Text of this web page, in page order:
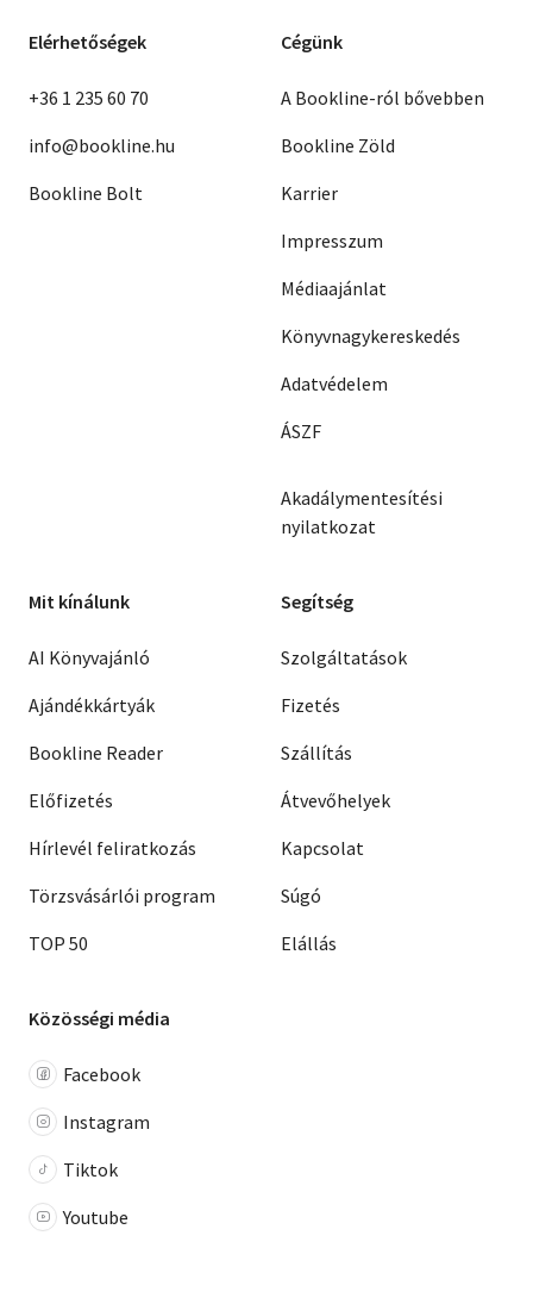
Elérhetőségek
+36 1 235 60 70
info@bookline.hu
Bookline Bolt
Cégünk
A Bookline-ról bővebben
Bookline Zöld
Karrier
Impresszum
Médiaajánlat
Könyvnagykereskedés
Adatvédelem
ÁSZF
Akadálymentesítési
nyilatkozat
Mit kínálunk
AI Könyvajánló
Ajándékkártyák
Bookline Reader
Előfizetés
Hírlevél feliratkozás
Törzsvásárlói program
TOP 50
Segítség
Szolgáltatások
Fizetés
Szállítás
Átvevőhelyek
Kapcsolat
Súgó
Elállás
Közösségi média
Facebook
Instagram
Tiktok
Youtube